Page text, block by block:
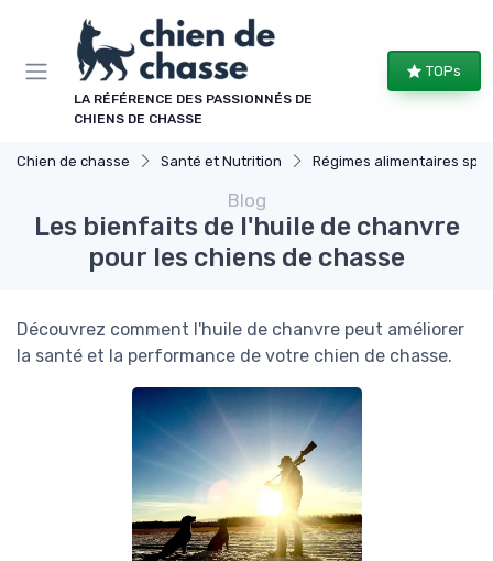
LA RÉFÉRENCE DES PASSIONNÉS DE
CHIENS DE CHASSE
TOPs
Chien de chasse Santé et Nutrition Régimes alimentaires spécifiques
Blog
Les bienfaits de l'huile de chanvre
pour les chiens de chasse
Découvrez comment l'huile de chanvre peut améliorer
la santé et la performance de votre chien de chasse.
Panneau de gestion des cookies